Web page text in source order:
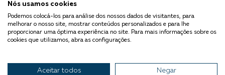
imprensa@fundobrasil.org.br
O Fundo Brasil integra a Rede
Comuá - Filantropia que
Nós usamos cookies
Podemos colocá-los para análise dos nossos dados de visitantes, para
melhorar o nosso site, mostrar conteúdos personalizados e para lhe
proporcionar uma óptima experiência no site. Para mais informações sobre os
cookies que utilizamos, abra as configurações.
Aceitar todos Negar